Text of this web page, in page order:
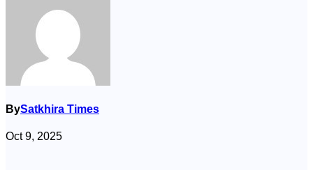
BySatkhira Times
Oct 9, 2025